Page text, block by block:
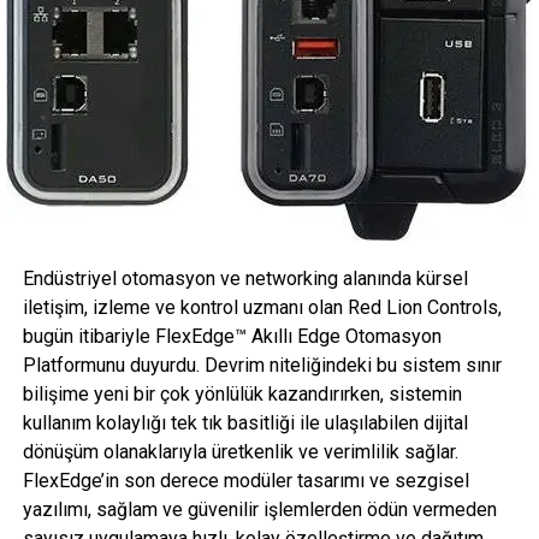
approved Training Centre to find out what eLearning
options are available to them, and to schedule where
required a practical assessment if possible, to allow our
training providers to manage demand.
“A theory module for MEWP operator training can be
conducted online anywhere, any time, on most devices
and, provided that a practical assessment is completed
within the 90-day period, the candidate will be issued their
IPAF PAL Card in the usual way. It’s also worth pointing out
that the operator theory eLearning module is available in
multiple languages to suit the candidate’s requirements,
wherever they are in the world.”
“With regards to IPAF’s MEWPs for Managers, this is
currently available in English, and in a special ANSI-
compliant variant suitable for the US market, with German
set to be made available via our eLearning suite very soon.
Endüstriyel otomasyon ve networking alanında kürsel
iletişim, izleme ve kontrol uzmanı olan Red Lion Controls,
bugün itibariyle FlexEdge™ Akıllı Edge Otomasyon
Platformunu duyurdu. Devrim niteliğindeki bu sistem sınır
bilişime yeni bir çok yönlülük kazandırırken, sistemin
kullanım kolaylığı tek tık basitliği ile ulaşılabilen dijital
dönüşüm olanaklarıyla üretkenlik ve verimlilik sağlar.
FlexEdge’in son derece modüler tasarımı ve sezgisel
yazılımı, sağlam ve güvenilir işlemlerden ödün vermeden